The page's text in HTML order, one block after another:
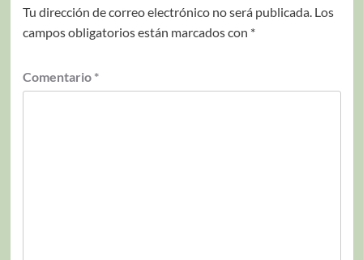
Tu dirección de correo electrónico no será publicada. Los
campos obligatorios están marcados con *
Comentario *